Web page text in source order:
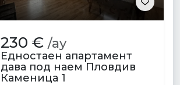
230 € /ay
Едностаен апартамент
дава под наем Пловдив
Каменица 1